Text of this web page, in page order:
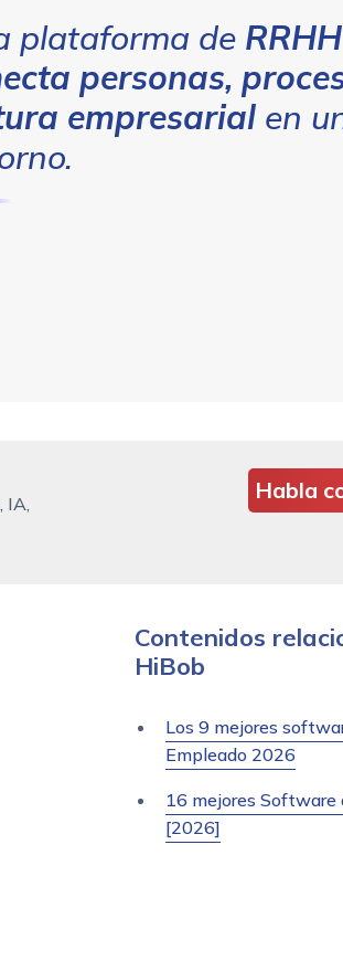
plataforma de RRHH
personas,
empresarial en
IA,
Habla
Contenidos
HiBob
Los 9 mejores
Empleado 2026
16 mejores Software
[2026]